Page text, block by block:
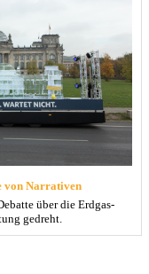
von Narrativen
über die Erdgas-
gedreht.